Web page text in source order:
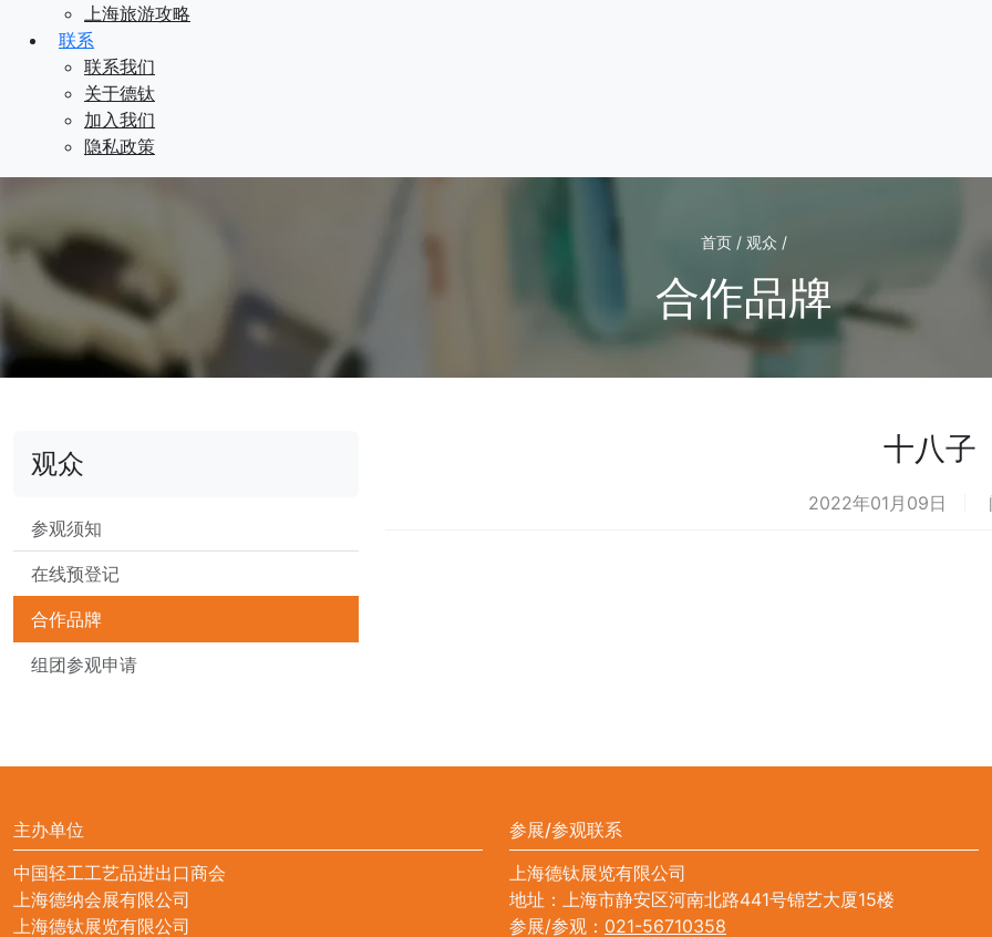
上海旅游攻略
联系
联系我们
关于德钛
加入我们
隐私政策
首页 / 观众 /
合作品牌
观众
参观须知
在线预登记
合作品牌
组团参观申请
十八子
2022年01月09日
主办单位
中国轻工工艺品进出口商会
上海德纳会展有限公司
上海德钛展览有限公司
参展/参观联系
上海德钛展览有限公司
地址：上海市静安区河南北路441号锦艺大厦15楼
参展/参观： 021-56710358